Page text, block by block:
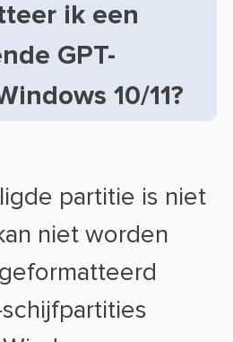
ik een
GPT-
10/11?
partitie is niet
niet worden